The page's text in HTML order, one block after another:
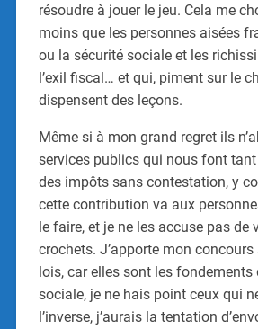
résoudre à jouer le jeu. Cela me
moins que les personnes aisées
ou la sécurité sociale et les
l’exil fiscal… et qui, piment sur le
dispensent des leçons.
Même si à mon grand regret ils
services publics qui nous font
des impôts sans contestation, y
cette contribution va aux
le faire, et je ne les accuse pas de
crochets. J’apporte mon concours
lois, car elles sont les fondements
sociale, je ne hais point ceux qui
l’inverse, j’aurais la tentation